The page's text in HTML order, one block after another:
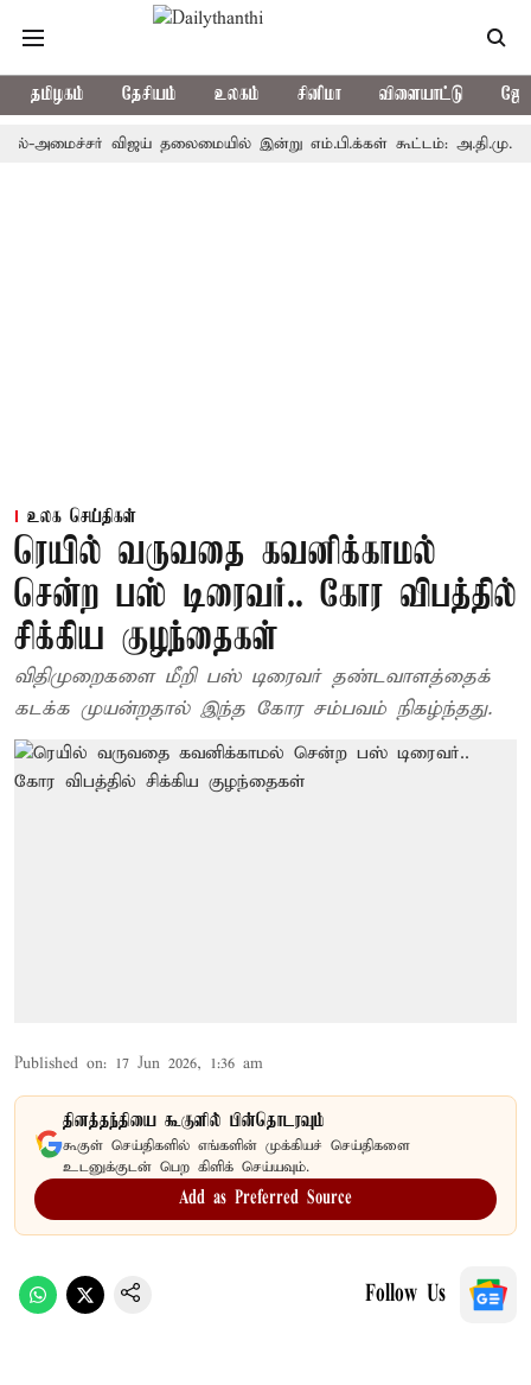
தமிழகம் தேசியம் உலகம் சினிமா விளையாட்டு
விஜய் தலைமையில் இன்று எம்.பி.க்கள் கூட்டம்: அ.தி.மு.க.,
உலக செய்திகள்
ரெயில் வருவதை கவனிக்காமல்
சென்ற பஸ் டிரைவர்.. கோர விபத்தில்
சிக்கிய குழந்தைகள்
விதிமுறைகளை மீறி பஸ் டிரைவர் தண்டவாளத்தைக்
கடக்க முயன்றதால் இந்த கோர சம்பவம் நிகழ்ந்தது.
Published on: 17 Jun 2026, 1:36 am
தினத்தந்தியை கூகுளில் பின்தொடரவும்
கூகுள் செய்திகளில் எங்களின் முக்கியச் செய்திகளை
உடனுக்குடன் பெற கிளிக் செய்யவும்.
Add as Preferred Source
Follow Us